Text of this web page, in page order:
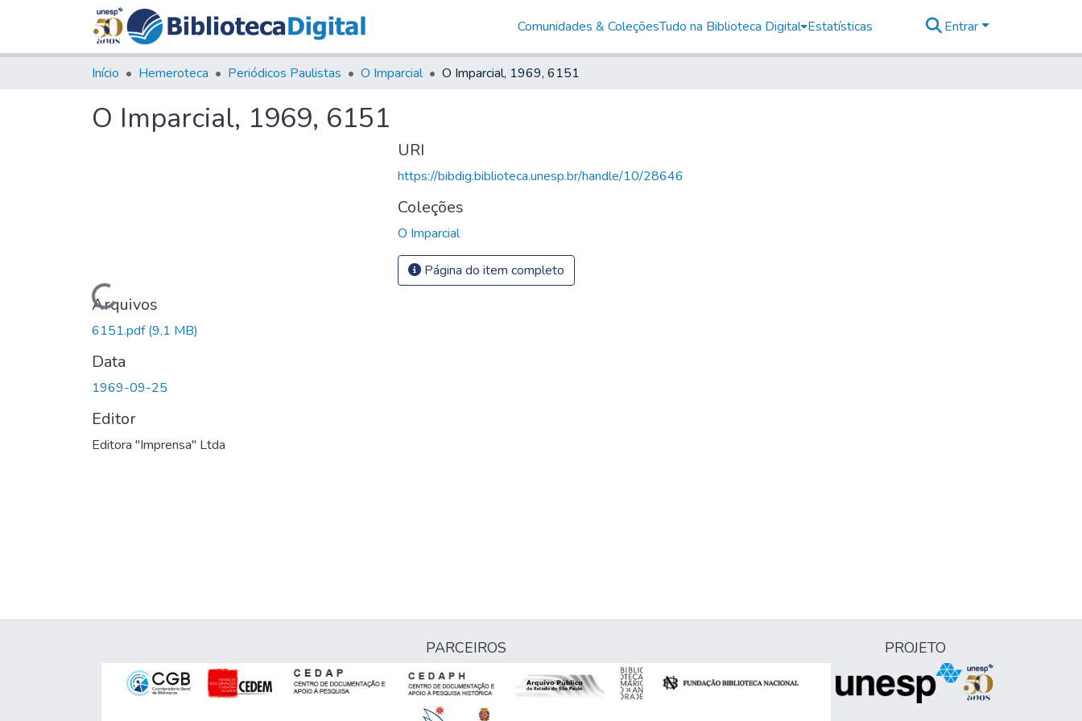
Comunidades & ColeçõesTudo na Biblioteca Digital Estatísticas Entrar
Início Hemeroteca Periódicos Paulistas O Imparcial O Imparcial, 1969, 6151
O Imparcial, 1969, 6151
Carregando...
Arquivos
6151.pdf(9,1 MB)
Data
1969-09-25
Editor
Editora "Imprensa" Ltda
URI
https://bibdig.biblioteca.unesp.br/handle/10/28646
Coleções
O Imparcial
Página do item completo
PARCEIROS PROJETO